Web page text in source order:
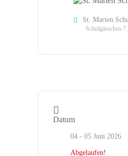
St. Marien
Schulgässchen
Datum
04 - 05 Juni 2026
Abgelaufen!